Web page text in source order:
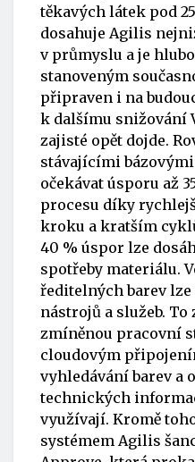
těkavých látek pod
dosahuje Agilis
v průmyslu a je
stanoveným
připraven i na
k dalšímu snižování
zajisté opět dojde.
stávajícími
očekávat úsporu až
procesu díky
kroku a kratším
40 % úspor lze
spotřeby materiálu.
ředitelných barev
nástrojů a služeb.
zmíněnou pracovní
cloudovým
vyhledávání barev a
technických
využívají. Kromě
systémem Agilis